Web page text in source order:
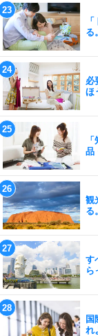
る。
必
ほ
品
観
る。
す
ら
国
れ